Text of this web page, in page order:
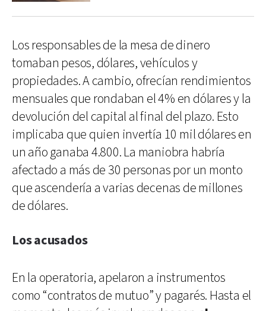
Los responsables de la mesa de dinero
tomaban pesos, dólares, vehículos y
propiedades. A cambio, ofrecían rendimientos
mensuales que rondaban el 4% en dólares y la
devolución del capital al final del plazo. Esto
implicaba que quien invertía 10 mil dólares en
un año ganaba 4.800. La maniobra habría
afectado a más de 30 personas por un monto
que ascendería a varias decenas de millones
de dólares.
Los acusados
En la operatoria, apelaron a instrumentos
como “contratos de mutuo” y pagarés. Hasta el